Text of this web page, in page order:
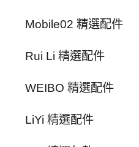
Mobile02 精選配件
Rui Li 精選配件
WEIBO 精選配件
LiYi 精選配件